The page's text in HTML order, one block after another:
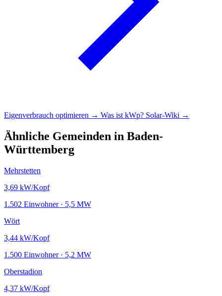
Eigenverbrauch optimieren → Was ist kWp? Solar-Wiki →
Ähnliche Gemeinden in Baden-
Württemberg
Mehrstetten
3,69 kW/Kopf
1.502 Einwohner · 5,5 MW
Wört
3,44 kW/Kopf
1.500 Einwohner · 5,2 MW
Oberstadion
4,37 kW/Kopf